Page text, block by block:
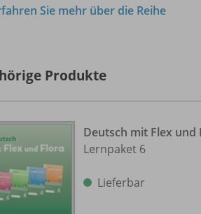
Sie mehr über die Reihe
Produkte
Deutsch mit Flex und
Lernpaket 6
Lieferbar